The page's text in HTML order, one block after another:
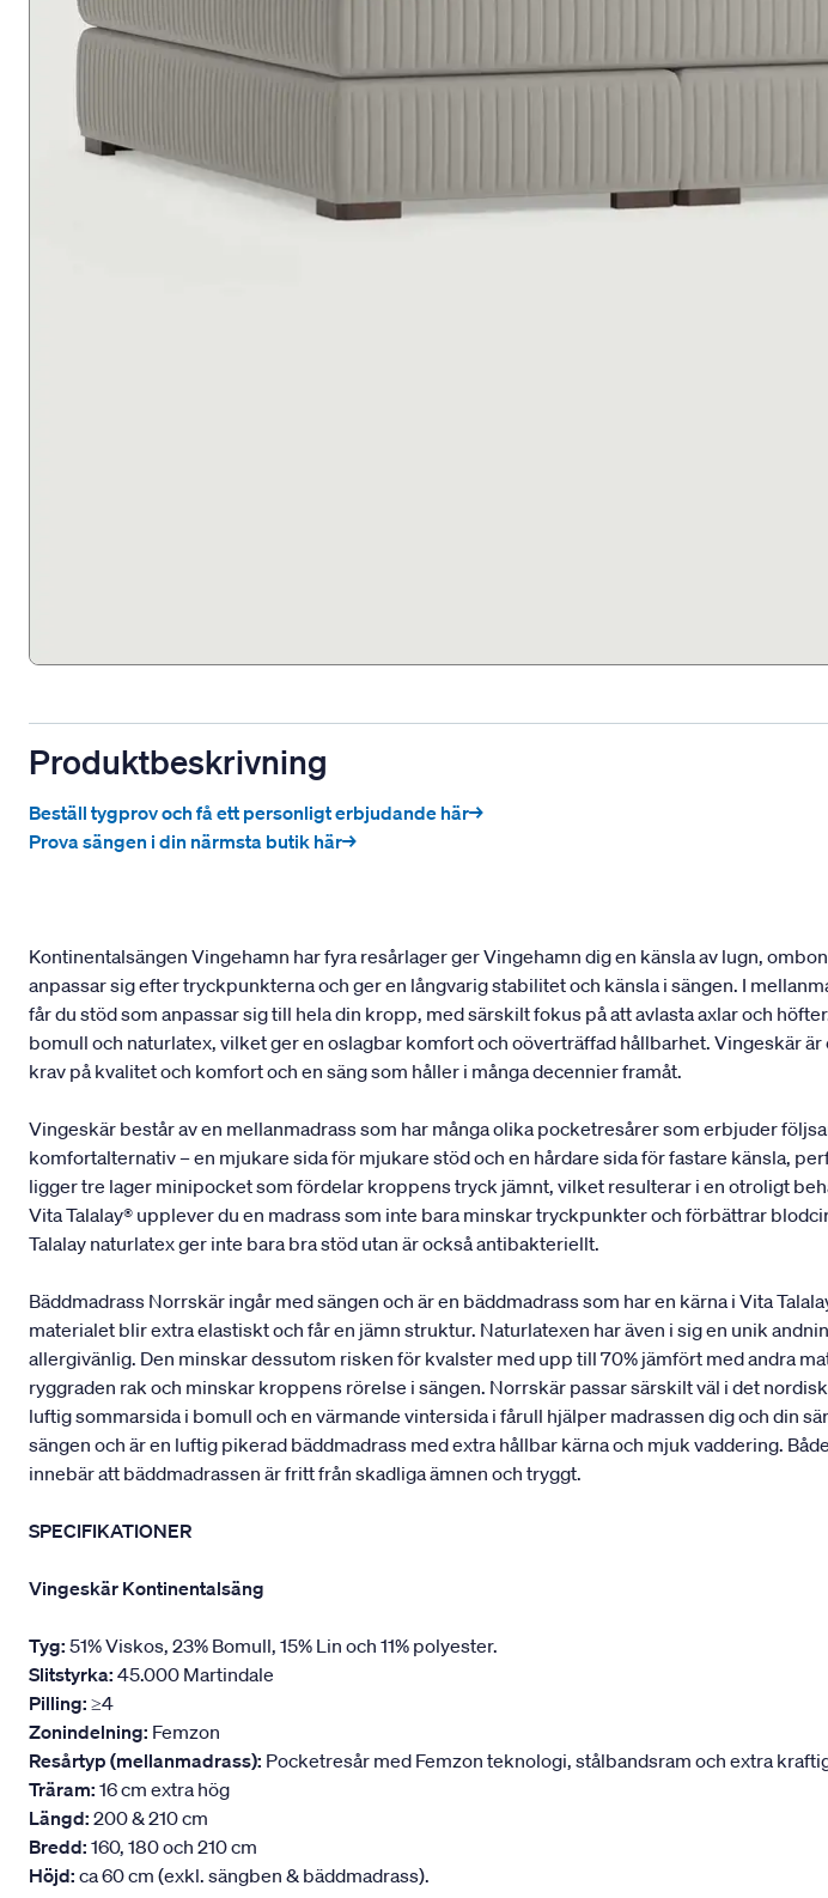
Produktbeskrivning
Beställ tygprov och få ett personligt erbjudande här→
Prova sängen i din närmsta butik här→
Kontinentalsängen Vingehamn har fyra resårlager ger Vingehamn dig en känsla av lugn,
anpassar sig efter tryckpunkterna och ger en långvarig stabilitet och känsla i sängen. I
får du stöd som anpassar sig till hela din kropp, med särskilt fokus på att avlasta axlar och
bomull och naturlatex, vilket ger en oslagbar komfort och oöverträffad hållbarhet. Vingeskär
krav på kvalitet och komfort och en säng som håller i många decennier framåt.
Vingeskär består av en mellanmadrass som har många olika pocketresårer som erbjuder
komfortalternativ – en mjukare sida för mjukare stöd och en hårdare sida för fastare känsla,
ligger tre lager minipocket som fördelar kroppens tryck jämnt, vilket resulterar i en otroligt
Vita Talalay® upplever du en madrass som inte bara minskar tryckpunkter och förbättrar
Talalay naturlatex ger inte bara bra stöd utan är också antibakteriellt.
Bäddmadrass Norrskär ingår med sängen och är en bäddmadrass som har en kärna i Vita
materialet blir extra elastiskt och får en jämn struktur. Naturlatexen har även i sig en unik
allergivänlig. Den minskar dessutom risken för kvalster med upp till 70% jämfört med andra
ryggraden rak och minskar kroppens rörelse i sängen. Norrskär passar särskilt väl i det
luftig sommarsida i bomull och en värmande vintersida i fårull hjälper madrassen dig och din
sängen och är en luftig pikerad bäddmadrass med extra hållbar kärna och mjuk vaddering.
innebär att bäddmadrassen är fritt från skadliga ämnen och tryggt.
SPECIFIKATIONER
Vingeskär Kontinentalsäng
Tyg: 51% Viskos, 23% Bomull, 15% Lin och 11% polyester.
Slitstyrka: 45.000 Martindale
Pilling: ≥4
Zonindelning: Femzon
Resårtyp (mellanmadrass): Pocketresår med Femzon teknologi, stålbandsram och extra
Träram: 16 cm extra hög
Längd: 200 & 210 cm
Bredd: 160, 180 och 210 cm
Höjd: ca 60 cm (exkl. sängben & bäddmadrass).